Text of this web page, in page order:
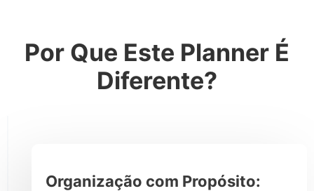
Por Que Este Planner É
Diferente?
Organização com Propósito: